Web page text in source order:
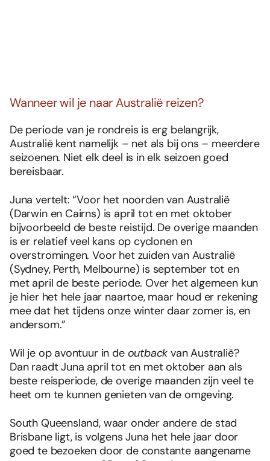
Wanneer wil je naar Australië reizen?
De periode van je rondreis is erg belangrijk,
Australië kent namelijk – net als bij ons – meerdere
seizoenen. Niet elk deel is in elk seizoen goed
bereisbaar.
Juna vertelt: “Voor het noorden van Australië
(Darwin en Cairns) is april tot en met oktober
bijvoorbeeld de beste reistijd. De overige maanden
is er relatief veel kans op cyclonen en
overstromingen. Voor het zuiden van Australië
(Sydney, Perth, Melbourne) is september tot en
met april de beste periode. Over het algemeen kun
je hier het hele jaar naartoe, maar houd er rekening
mee dat het tijdens onze winter daar zomer is, en
andersom.”
Wil je op avontuur in de outbackvan Australië?
Dan raadt Juna april tot en met oktober aan als
beste reisperiode, de overige maanden zijn veel te
heet om te kunnen genieten van de omgeving.
South Queensland, waar onder andere de stad
Brisbane ligt, is volgens Juna het hele jaar door
goed te bezoeken door de constante aangename